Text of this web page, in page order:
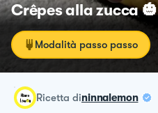
Crêpes alla zucca 🎃
Modalità passo passo
ricetta dininnalemon